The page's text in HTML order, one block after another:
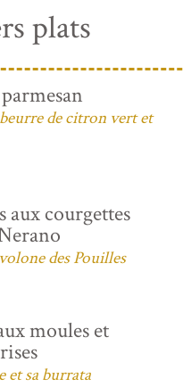
plats
de citron vert et
aux courgettes
des Pouilles
moules et
et sa burrata